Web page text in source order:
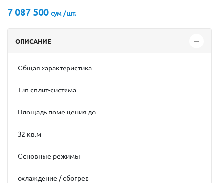
7 087 500 сум / шт.
ОПИСАНИЕ
Общая характеристика
Тип сплит-система
Площадь помещения до
32 кв.м
Основные режимы
охлаждение / обогрев